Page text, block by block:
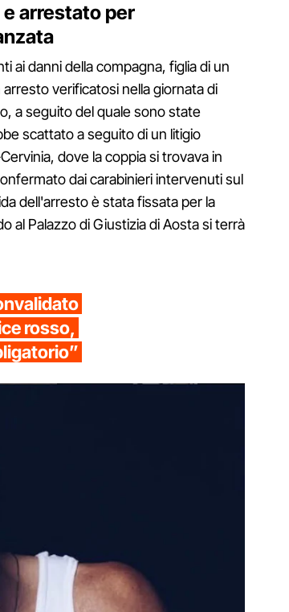
arrestato per
ai danni della compagna, figlia di un
verificatosi nella giornata di
a seguito del quale sono state
scattato a seguito di un litigio
dove la coppia si trovava in
dai carabinieri intervenuti sul
dell'arresto è stata fissata per la
al Palazzo di Giustizia di Aosta si terrà
rosso,